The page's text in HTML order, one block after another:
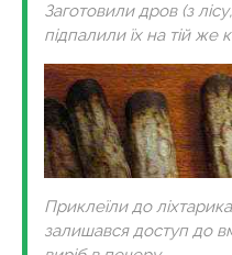
Заготовили дров (з
підпалили їх на тій
Приклеїли до
залишався доступ до